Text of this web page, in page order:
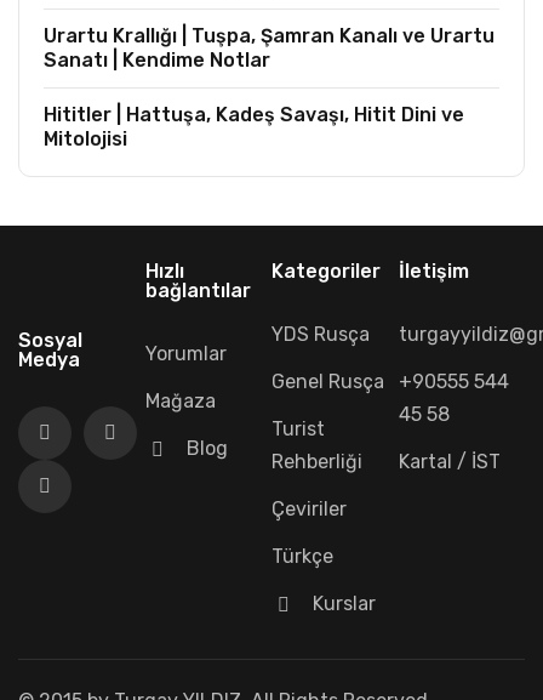
Urartu Krallığı | Tuşpa, Şamran Kanalı ve Urartu
Sanatı | Kendime Notlar
Hititler | Hattuşa, Kadeş Savaşı, Hitit Dini ve
Mitolojisi
Sosyal
Medya
Hızlı
bağlantılar
Yorumlar
Mağaza
Blog
Kategoriler
YDS Rusça
Genel Rusça
Turist
Rehberliği
Çeviriler
Türkçe
Kurslar
İletişim
+90555 544
45 58
Kartal / İST